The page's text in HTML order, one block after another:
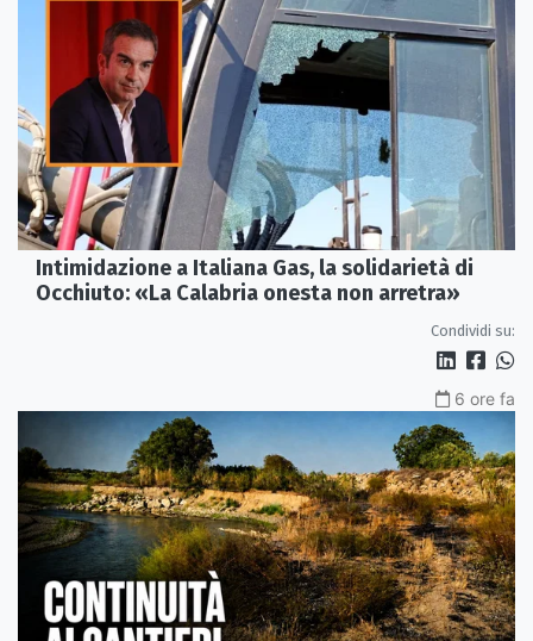
Intimidazione a Italiana Gas, la solidarietà di
Occhiuto: «La Calabria onesta non arretra»
Condividi su:
6 ore fa